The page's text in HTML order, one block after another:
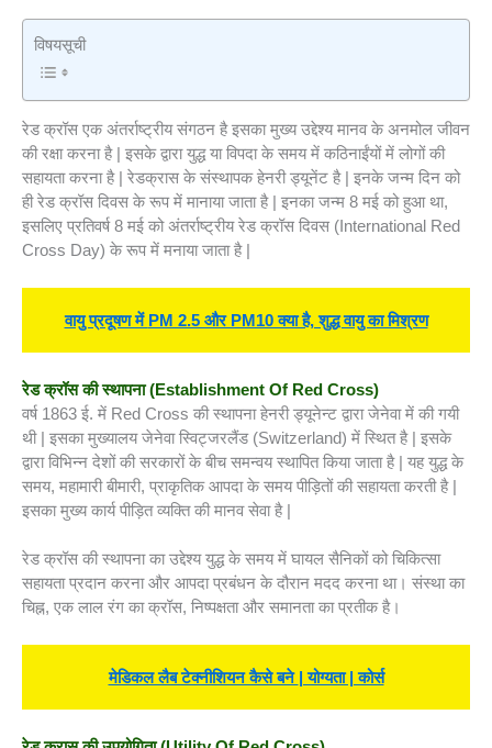
विषयसूची
रेड क्रॉस एक अंतर्राष्ट्रीय संगठन है इसका मुख्य उद्देश्य मानव के अनमोल जीवन
की रक्षा करना है | इसके द्वारा युद्ध या विपदा के समय में कठिनाईंयों में लोगों की
सहायता करना है | रेडक्रास के संस्थापक हेनरी ड्यूनेंट है | इनके जन्म दिन को
ही रेड क्रॉस दिवस के रूप में मानाया जाता है | इनका जन्म 8 मई को हुआ था,
इसलिए प्रतिवर्ष 8 मई को अंतर्राष्ट्रीय रेड क्रॉस दिवस (International Red
Cross Day) के रूप में मनाया जाता है |
वायु प्रदूषण में PM 2.5 और PM10 क्या है, शुद्ध वायु का मिश्रण
रेड क्रॉस की स्थापना (Establishment Of Red Cross)
वर्ष 1863 ई. में Red Cross की स्थापना हेनरी ड्यूनेन्ट द्वारा जेनेवा में की गयी
थी | इसका मुख्यालय जेनेवा स्विट्जरलैंड (Switzerland) में स्थित है | इसके
द्वारा विभिन्न देशों की सरकारों के बीच समन्वय स्थापित किया जाता है | यह युद्ध के
समय, महामारी बीमारी, प्राकृतिक आपदा के समय पीड़ितों की सहायता करती है |
इसका मुख्य कार्य पीड़ित व्यक्ति की मानव सेवा है |
रेड क्रॉस की स्थापना का उद्देश्य युद्ध के समय में घायल सैनिकों को चिकित्सा
सहायता प्रदान करना और आपदा प्रबंधन के दौरान मदद करना था। संस्था का
चिह्न, एक लाल रंग का क्रॉस, निष्पक्षता और समानता का प्रतीक है।
मेडिकल लैब टेक्नीशियन कैसे बने | योग्यता | कोर्स